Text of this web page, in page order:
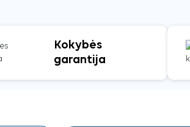
Kokybės
garantija